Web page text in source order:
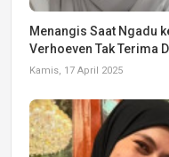
Menangis Saat Ngadu
Verhoeven Tak Terima
Kamis, 17 April 2025